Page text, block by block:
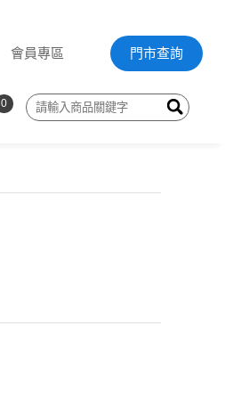
會員專區 門市查詢
0